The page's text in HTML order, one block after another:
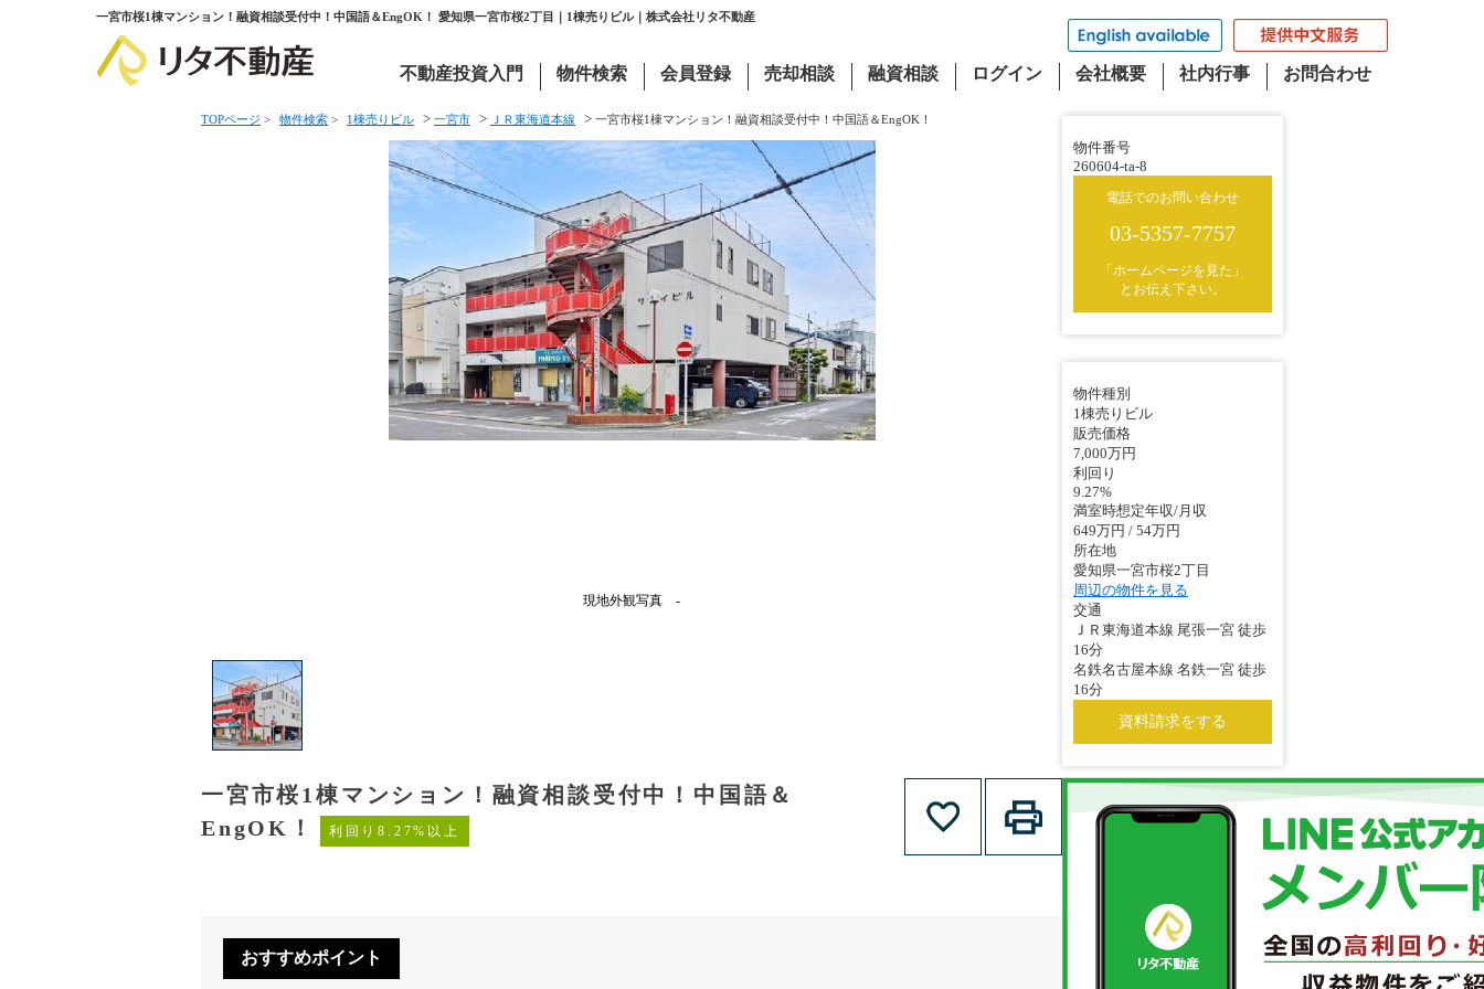
一宮市桜1棟マンション！融資相談受付中！中国語＆EngOK！ 愛知県一宮市桜2丁目｜1棟売りビル｜株式会社リタ不動産
不動産投資入門 物件検索 会員登録 売却相談 融資相談 ログイン 会社概要 社内行事 お問合わせ
TOPページ > 物件検索 > 1棟売りビル > 一宮市 > ＪＲ東海道本線 > 一宮市桜1棟マンション！融資相談受付中！中国語＆EngOK！
現地外観写真 -
一宮市桜1棟マンション！融資相談受付中！中国語＆
EngOK！
利回り8.27%以上
おすすめポイント
物件番号
260604-ta-8
電話でのお問い合わせ
03-5357-7757
「ホームページを見た」
とお伝え下さい。
物件種別
1棟売りビル
販売価格
7,000万円
利回り
9.27%
満室時想定年収/月収
649万円 / 54万円
所在地
愛知県一宮市桜2丁目
周辺の物件を見る
交通
ＪＲ東海道本線 尾張一宮 徒歩
16分
名鉄名古屋本線 名鉄一宮 徒歩
16分
資料請求をする